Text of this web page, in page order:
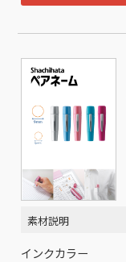
素材説明
インクカラー